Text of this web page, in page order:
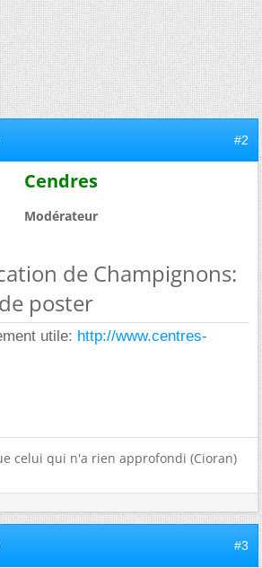
#2
Cendres
Modérateur
de Champignons:
poster
utile: http://www.centres-
celui qui n'a rien approfondi (Cioran)
#3